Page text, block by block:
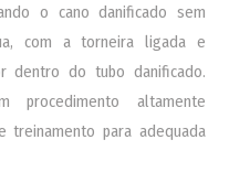
o cano danificado sem
com a torneira ligada e
dentro do tubo danificado.
procedimento altamente
treinamento para adequada